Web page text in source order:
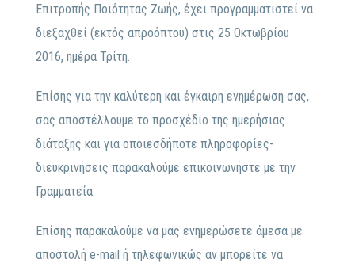
Επιτροπής Ποιότητας Ζωής, έχει προγραμματιστεί να
διεξαχθεί (εκτός απροόπτου) στις 25 Οκτωβρίου
2016, ημέρα Τρίτη.
Επίσης για την καλύτερη και έγκαιρη ενημέρωσή σας,
σας αποστέλλουμε το προσχέδιο της ημερήσιας
διάταξης και για οποιεσδήποτε πληροφορίες-
διευκρινήσεις παρακαλούμε επικοινωνήστε με την
Γραμματεία.
Επίσης παρακαλούμε να μας ενημερώσετε άμεσα με
αποστολή e-mail ή τηλεφωνικώς αν μπορείτε να